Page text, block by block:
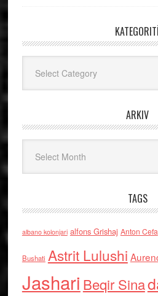
ARKIV
TAGS
albano kolonjari alfons Grishaj Anton Cefa
Bushati Astrit Lulushi
Jashari Beqir Sina